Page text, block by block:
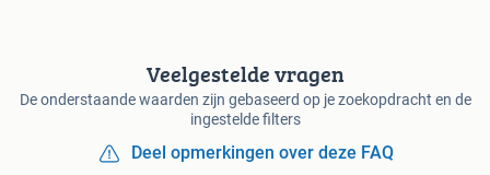
Veelgestelde vragen
De onderstaande waarden zijn gebaseerd op je zoekopdracht en de
ingestelde filters
Deel opmerkingen over deze FAQ